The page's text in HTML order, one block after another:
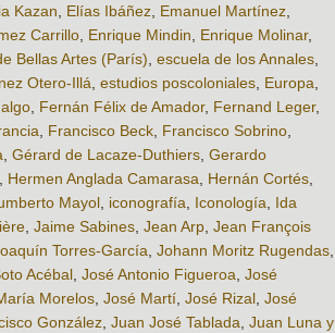
Kazan Elías Ibáñez Emanuel Martínez
Carrillo Enrique Mindin Enrique Molinar,
Bellas Artes (París) escuela de los Annales
Otero-Illá estudios poscoloniales Europa
Fernán Félix de Amador, Fernand Leger,
Francisco Beck Francisco Sobrino
Gérard de Lacaze-Duthiers Gerardo
Hermen Anglada Camarasa Hernán Cortés
Mayol iconografía Iconología
Ida
Jaime Sabines Jean Arp Jean François
Torres-García Johann Moritz Rugendas
Acébal José Antonio Figueroa José
Morelos José Martí José Rizal José
González Juan José Tablada Juan Luna y